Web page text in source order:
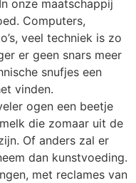
onze maatschappij
Computers,
veel techniek is zo
er geen snars meer
snufjes een
vinden.
ogen een beetje
die zomaar uit de
Of anders zal er
dan kunstvoeding.
met reclames van